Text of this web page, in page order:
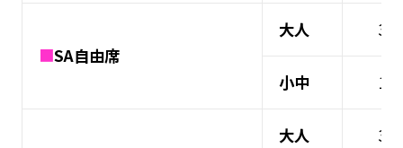
■SA自由席
大人
小中
大人